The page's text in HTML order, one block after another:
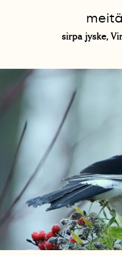
sirpa jyske,